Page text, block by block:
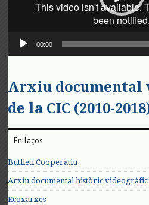
00:00
Arxiu documental
de la CIC (2010-
Enllaços
Butlletí Cooperatiu
Arxiu documental històric videogràfic
Ecoxarxes